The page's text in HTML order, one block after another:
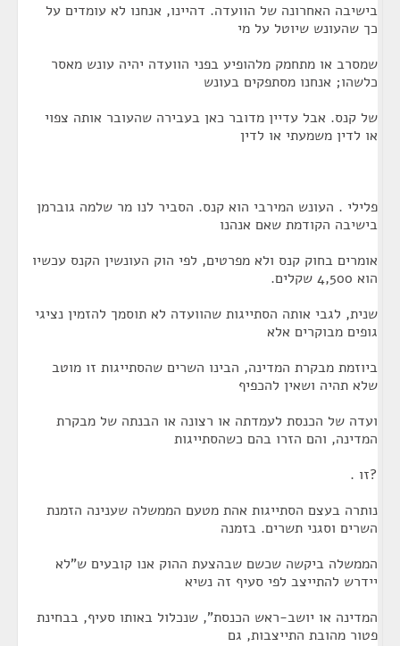
בישיבה האחרונה של הוועדה. דהיינו, אנחנו לא עומדים על
כך שהעונש שיוטל על מי
שמסרב או מתחמק מלהופיע בפני הוועדה יהיה עונש מאסר
כלשהו; אנחנו מסתפקים בעונש
של קנס. אבל עדיין מדובר כאן בעבירה שהעובר אותה צפוי
או לדין משמעתי או לדין
פלילי . העונש המירבי הוא קנס. הסביר לנו מר שלמה גוברמן
בישיבה הקודמת שאם אנהנו
אומרים בחוק קנס ולא מפרטים, לפי הוק העונשין הקנס עכשיו
הוא 4,500 שקלים.
שנית, לגבי אותה הסתייגות שהוועדה לא תוסמך להזמין נציגי
גופים מבוקרים אלא
ביוזמת מבקרת המדינה, הבינו השרים שהסתייגות זו מוטב
שלא תהיה ושאין להכפיף
ועדה של הכנסת לעמדתה או רצונה או הבנתה של מבקרת
המדינה, והם הזרו בהם כשהסתייגות
?זו .
נותרה בעצם הסתייגות אהת מטעם הממשלה שענינה הזמנת
השרים וסגני תשרים. בזמנה
הממשלה ביקשה שכשם שבהצעת ההוק אנו קובעים ש"לא
יידרש להתייצב לפי סעיף זה נשיא
המדינה או יושב-ראש הכנסת", שנכלול באותו סעיף, בבחינת
פטור מהובת התייצבות, גם